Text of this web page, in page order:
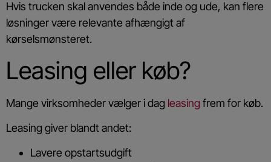
Hvis trucken skal anvendes både inde og ude, kan flere
løsninger være relevante afhængigt af
kørselsmønsteret.
Leasing eller køb?
Mange virksomheder vælger i dag leasing frem for køb.
Leasing giver blandt andet:
Lavere opstartsudgift